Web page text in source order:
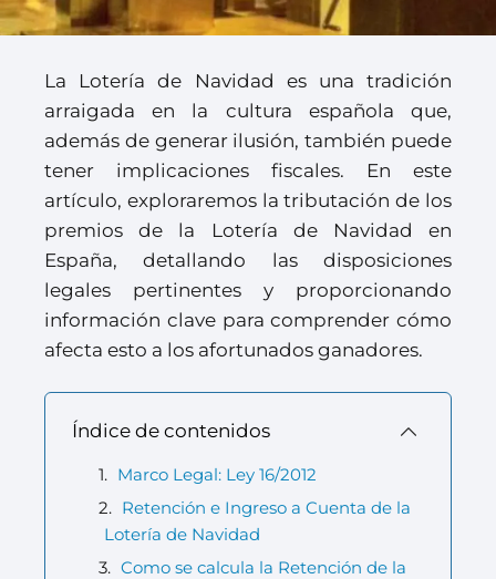
La Lotería de Navidad es una tradición
arraigada en la cultura española que,
además de generar ilusión, también puede
tener implicaciones fiscales. En este
artículo, exploraremos la tributación de los
premios de la Lotería de Navidad en
España, detallando las disposiciones
legales pertinentes y proporcionando
información clave para comprender cómo
afecta esto a los afortunados ganadores.
Índice de contenidos
Marco Legal: Ley 16/2012
Retención e Ingreso a Cuenta de la
Lotería de Navidad
Como se calcula la Retención de la